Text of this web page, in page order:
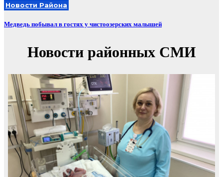
Новости Района
Медведь побывал в гостях у чистоозерских малышей